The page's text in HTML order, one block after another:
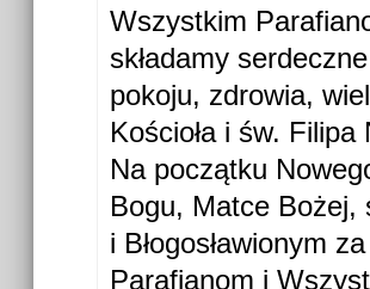
Wszystkim
składamy
pokoju, zdrowia,
Kościoła i św. Filipa
Na początku
Bogu, Matce Bożej,
i Błogosławionym
Parafianom i